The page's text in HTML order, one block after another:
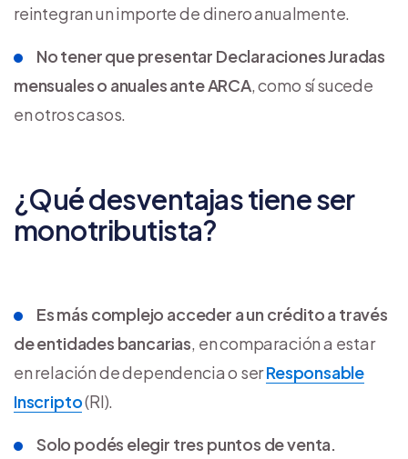
reintegran un importe de dinero anualmente.
No tener que presentar Declaraciones Juradas
mensuales o anuales ante ARCA, como sí sucede
en otros casos.
¿Qué desventajas tiene ser
monotributista?
Es más complejo acceder a un crédito a través
de entidades bancarias, en comparación a estar
en relación de dependencia o serResponsable
Inscripto(RI).
Solo podés elegir tres puntos de venta.